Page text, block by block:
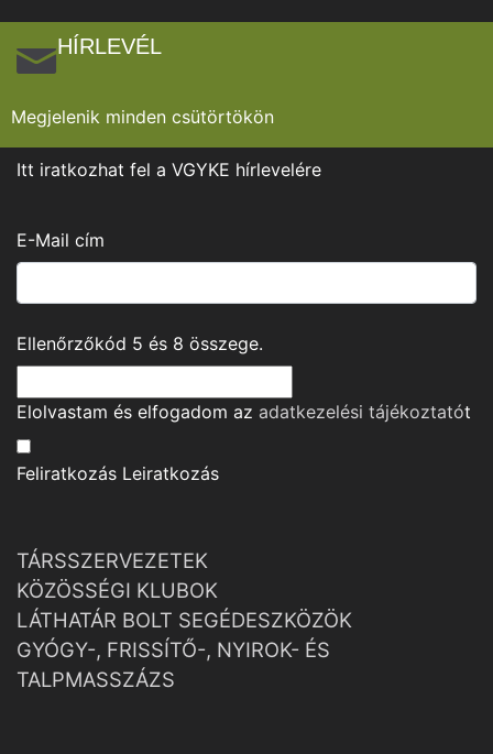
HÍRLEVÉL
Megjelenik minden csütörtökön
Itt iratkozhat fel a VGYKE hírlevelére
E-Mail cím
Ellenőrzőkód 5 és 8 összege.
Elolvastam és elfogadom az adatkezelési tájékoztatót
Feliratkozás Leiratkozás
TÁRSSZERVEZETEK
KÖZÖSSÉGI KLUBOK
LÁTHATÁR BOLT SEGÉDESZKÖZÖK
GYÓGY-, FRISSÍTŐ-, NYIROK- ÉS
TALPMASSZÁZS